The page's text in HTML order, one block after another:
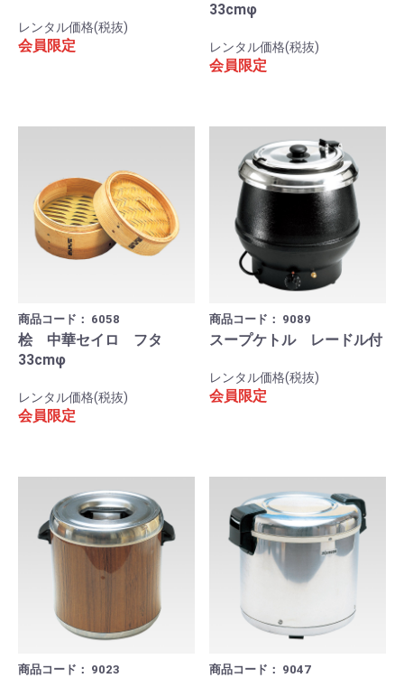
レンタル価格(税抜)
会員限定
33cmφ
レンタル価格(税抜)
会員限定
商品コード： 6058
桧 中華セイロ フタ
33cmφ
レンタル価格(税抜)
会員限定
商品コード： 9089
スープケトル レードル付
レンタル価格(税抜)
会員限定
商品コード： 9023 商品コード： 9047